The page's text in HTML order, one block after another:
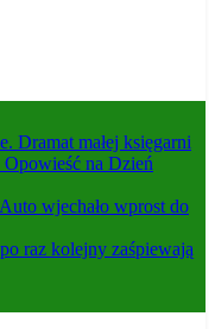
Dramat małej księgarni
na Dzień
wjechało wprost do
raz kolejny zaśpiewają